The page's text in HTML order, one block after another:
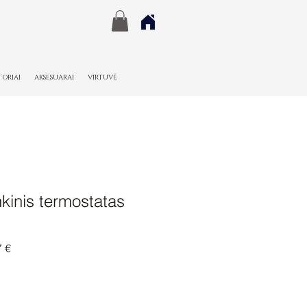
AKSESUARAI VIRTUVĖ
termostatas
€Pardavimo